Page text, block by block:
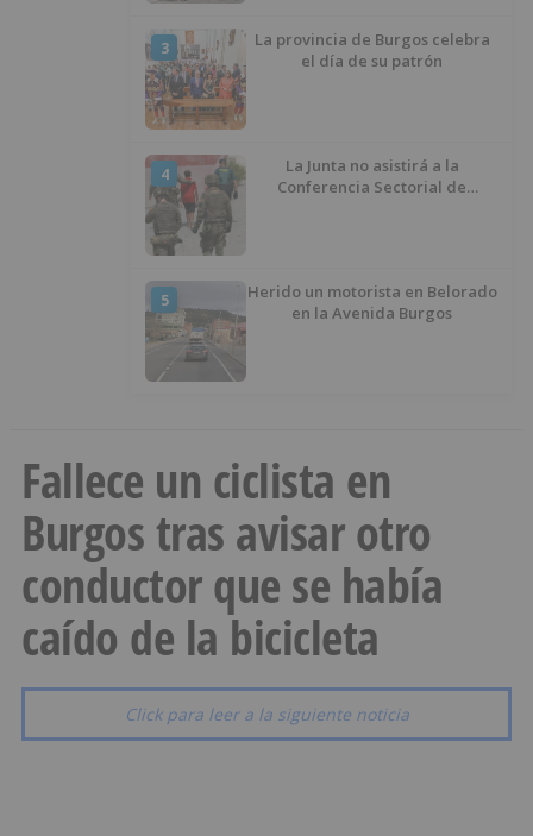
3
La provincia de Burgos celebra
el día de su patrón
4
La Junta no asistirá a la
Conferencia Sectorial de
5
Herido un motorista en Belorado
en la Avenida Burgos
Fallece un ciclista en
Burgos tras avisar otro
conductor que se había
caído de la bicicleta
Click para leer a la siguiente noticia